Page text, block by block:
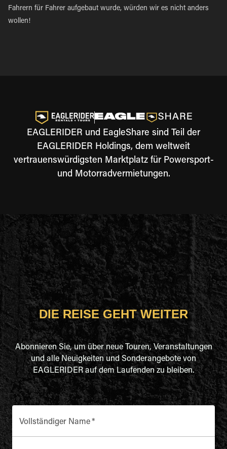
Fahrern für Fahrer aufgebaut wurde, würden wir es nicht anders
wollen!
EAGLERIDER und EagleShare sind Teil der
EAGLERIDER Holdings, dem weltweit
vertrauenswürdigsten Marktplatz für Powersport-
und Motorradvermietungen.
DIE REISE GEHT WEITER
Abonnieren Sie, um über neue Touren, Veranstaltungen
und alle Neuigkeiten und Sonderangebote von
EAGLERIDER auf dem Laufenden zu bleiben.
Vollständiger Name*